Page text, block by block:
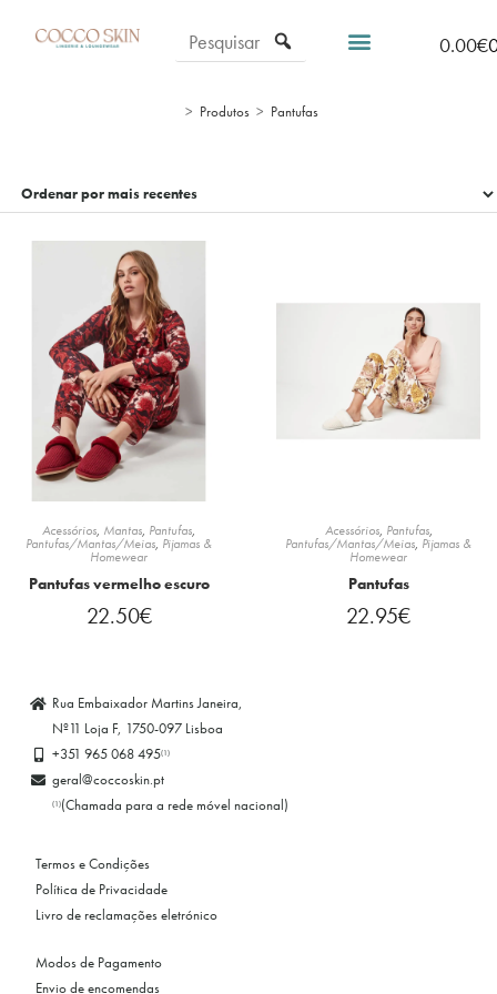
0.00€
> Produtos > Pantufas
Acessórios, Mantas, Pantufas,
Pantufas/Mantas/Meias, Pijamas &
Homewear
Pantufas vermelho escuro
22.50€
Acessórios, Pantufas,
Pantufas/Mantas/Meias, Pijamas &
Homewear
Pantufas
22.95€
Rua Embaixador Martins Janeira,
Nº11 Loja F, 1750-097 Lisboa
+351 965 068 495(1)
geral@coccoskin.pt
(1)(Chamada para a rede móvel nacional)
Termos e Condições
Política de Privacidade
Livro de reclamações eletrónico
Modos de Pagamento
Envio de encomendas